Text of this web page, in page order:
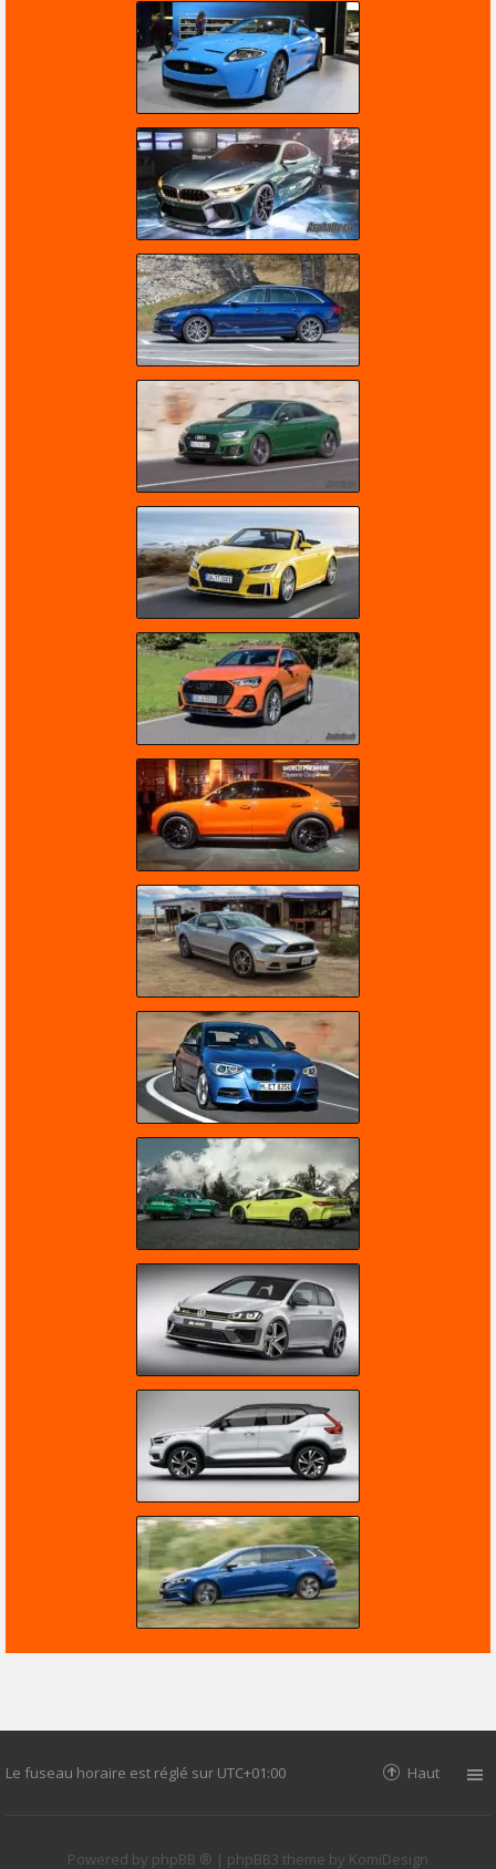
Le fuseau horaire est réglé sur UTC+01:00 Haut
Powered by phpBB ® | phpBB3 theme by KomiDesign